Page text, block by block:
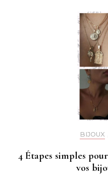
BIJOUX
4 Étapes simples
vos